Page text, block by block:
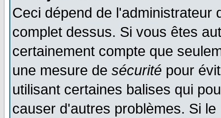
Ceci dépend de l'administrateur
complet dessus. Si vous êtes
certainement compte que
une mesure de sécurité pour
utilisant certaines balises qui
causer d'autres problèmes. Si